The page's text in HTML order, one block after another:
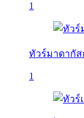
1
ทัวร์มาดากัส
1